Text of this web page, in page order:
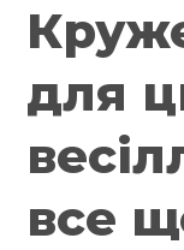
для
все